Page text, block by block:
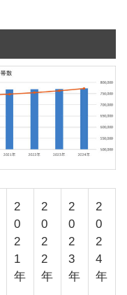
2
0
2
1
年
2
0
2
2
年
2
0
2
3
年
2
0
2
4
年